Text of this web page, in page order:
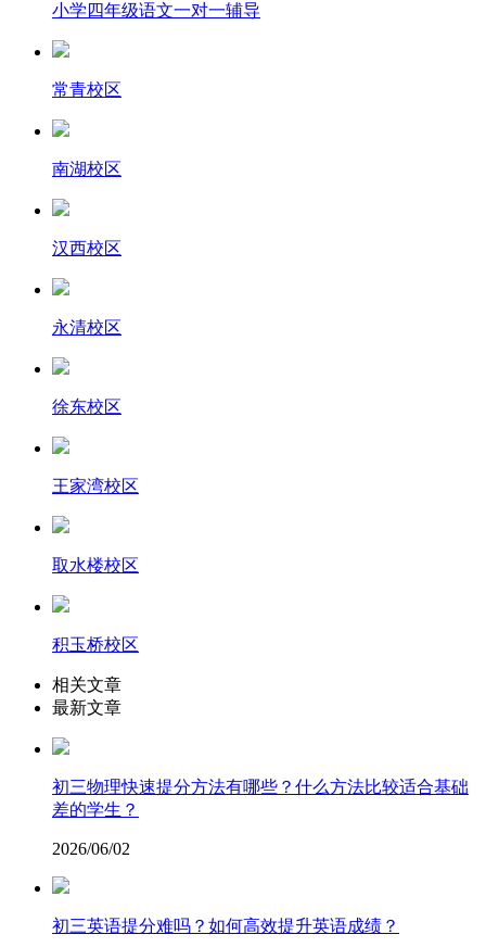
小学四年级语文一对一辅导
常青校区
南湖校区
汉西校区
永清校区
徐东校区
王家湾校区
取水楼校区
积玉桥校区
相关文章
最新文章
初三物理快速提分方法有哪些？什么方法比较适合基础
差的学生？
2026/06/02
初三英语提分难吗？如何高效提升英语成绩？